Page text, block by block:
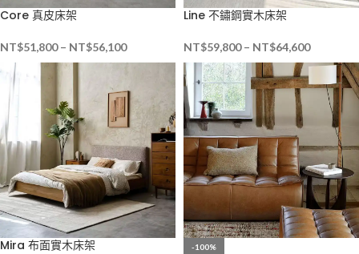
Core 真皮床架
NT$51,800 – NT$56,100
Line 不鏽鋼實木床架
NT$59,800 – NT$64,600
Mira 布面實木床架
-100%